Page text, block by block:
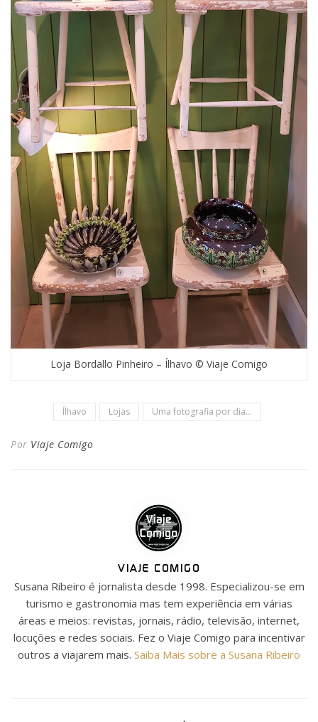
Loja Bordallo Pinheiro – Ílhavo © Viaje Comigo
Ílhavo Lojas Uma fotografia por dia...
Por Viaje Comigo
VIAJE COMIGO
Susana Ribeiro é jornalista desde 1998. Especializou-se em
turismo e gastronomia mas tem experiência em várias
áreas e meios: revistas, jornais, rádio, televisão, internet,
locuções e redes sociais. Fez o Viaje Comigo para incentivar
outros a viajarem mais. Saiba Mais sobre a Susana Ribeiro